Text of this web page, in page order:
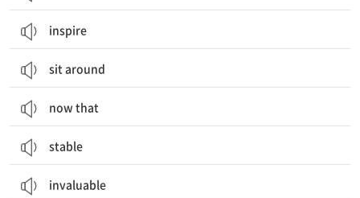
inspire
sit around
now that
stable
invaluable